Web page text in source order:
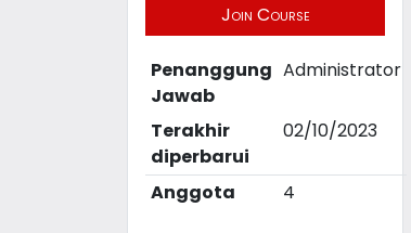
Join Course
Penanggung
Jawab
Administrator
Terakhir
diperbarui
02/10/2023
Anggota 4